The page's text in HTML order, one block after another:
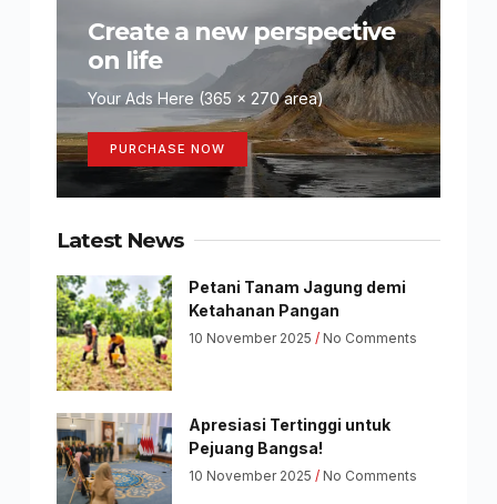
Create a new perspective
on life
Your Ads Here (365 x 270 area)
PURCHASE NOW
Latest News
Petani Tanam Jagung demi
Ketahanan Pangan
10 November 2025 No Comments
Apresiasi Tertinggi untuk
Pejuang Bangsa!
10 November 2025 No Comments